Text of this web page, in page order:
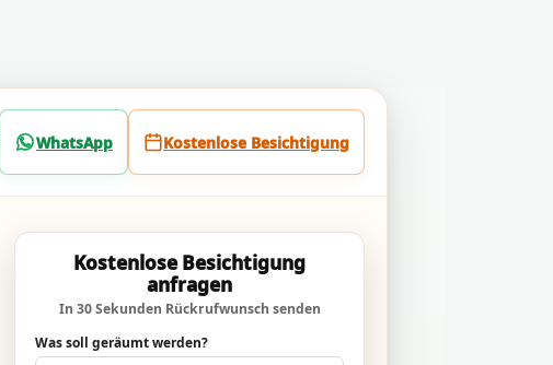
WhatsApp Kostenlose Besichtigung
Kostenlose Besichtigung
anfragen
In 30 Sekunden Rückrufwunsch senden
Was soll geräumt werden?